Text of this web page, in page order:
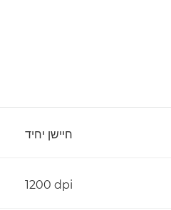
חיישן יחיד
‎1200 dpi